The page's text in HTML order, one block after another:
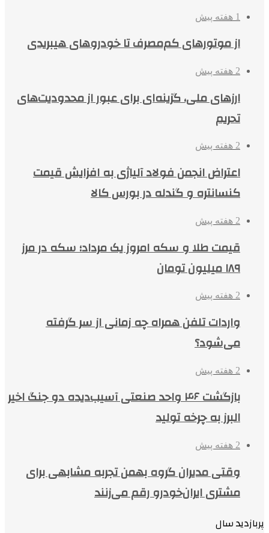
1 هفته پیش
از موتورهای کم‌مصرف تا خودروهای هیبریدی
2 هفته پیش
ارزهای ملی، گزینه‌ای برای عبور از محدودیت‌های
تحریم
2 هفته پیش
اعتراض انجمن فولاد آلیاژی به افزایش قیمت
کنسانتره و گندله در بورس کالا
2 هفته پیش
قیمت طلا و سکه امروز یک مرداد؛ سکه در مرز
۱۸۹ میلیون تومان
2 هفته پیش
واردات تلفن همراه چه زمانی از سر گرفته
می‌شود؟
2 هفته پیش
بازگشت ۴۶ واحد صنعتی آسیب‌دیده دو جنگ اخیر
البرز به چرخه تولید
2 هفته پیش
وقتی مدیران گروه بهمن تجربه مشابهی برای
مشتری ایران‌خودرو رقم می‌زنند
پربازدید سال